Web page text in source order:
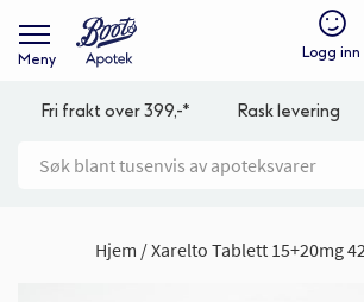
Meny Logg inn
Fri frakt over 399,-* Rask levering
Hjem Xarelto Tablett 15+20mg